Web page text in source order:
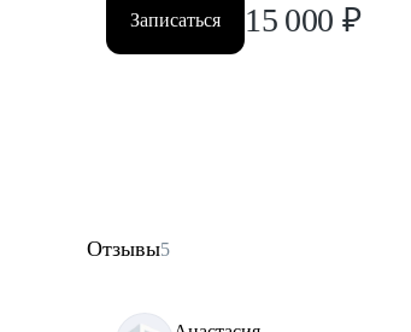
Записаться 15 000 ₽
Отзывы5